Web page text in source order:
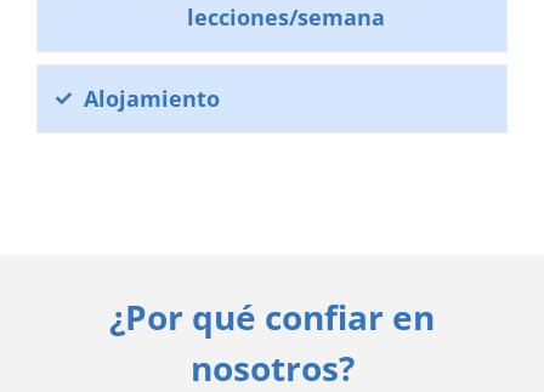
lecciones/semana
Alojamiento
¿Por qué confiar en
nosotros?